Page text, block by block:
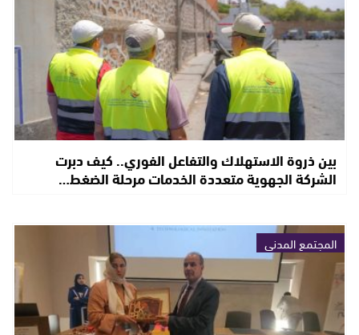
بين ذروة الاستهلاك والتفاعل الفوري.. كيف دبرت
الشركة الجهوية متعددة الخدمات مرحلة الضغط…
المجتمع المدني